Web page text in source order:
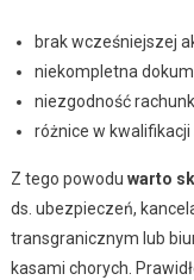
brak wcześniejszej
niekompletna
niezgodność
różnice w
Z tego powodu warto
ds. ubezpieczeń,
transgranicznym lub
kasami chorych.